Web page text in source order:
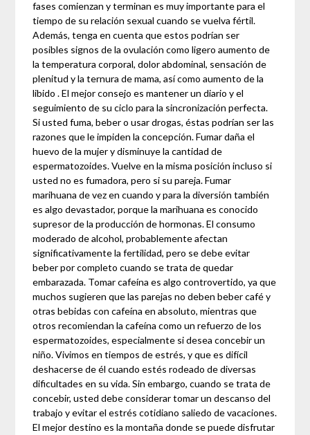
fases comienzan y terminan es muy importante para el
tiempo de su relación sexual cuando se vuelva fértil.
Además, tenga en cuenta que estos podrían ser
posibles signos de la ovulación como ligero aumento de
la temperatura corporal, dolor abdominal, sensación de
plenitud y la ternura de mama, así como aumento de la
libido . El mejor consejo es mantener un diario y el
seguimiento de su ciclo para la sincronización perfecta.
Si usted fuma, beber o usar drogas, éstas podrían ser las
razones que le impiden la concepción. Fumar daña el
huevo de la mujer y disminuye la cantidad de
espermatozoides. Vuelve en la misma posición incluso si
usted no es fumadora, pero si su pareja. Fumar
marihuana de vez en cuando y para la diversión también
es algo devastador, porque la marihuana es conocido
supresor de la producción de hormonas. El consumo
moderado de alcohol, probablemente afectan
significativamente la fertilidad, pero se debe evitar
beber por completo cuando se trata de quedar
embarazada. Tomar cafeína es algo controvertido, ya que
muchos sugieren que las parejas no deben beber café y
otras bebidas con cafeína en absoluto, mientras que
otros recomiendan la cafeína como un refuerzo de los
espermatozoides, especialmente si desea concebir un
niño. Vivimos en tiempos de estrés, y que es difícil
deshacerse de él cuando estés rodeado de diversas
dificultades en su vida. Sin embargo, cuando se trata de
concebir, usted debe considerar tomar un descanso del
trabajo y evitar el estrés cotidiano saliedo de vacaciones.
El mejor destino es la montaña donde se puede disfrutar